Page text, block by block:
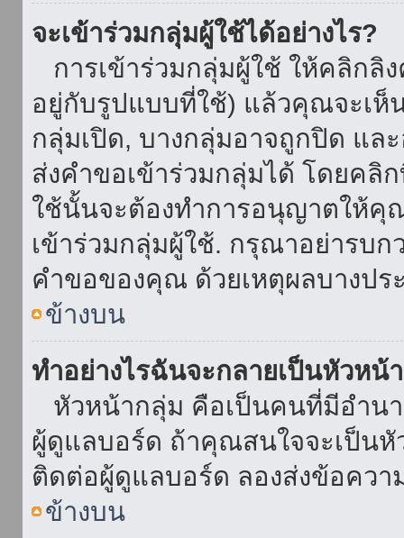
จะเข้าร่วมกลุ่มผู้ใช้ได้อย่างไร?
การเข้าร่วมกลุ่มผู้ใช้ ให้คลิก
อยู่กับรูปแบบที่ใช้) แล้วคุณจะเห็
กลุ่มเปิด, บางกลุ่มอาจถูกปิด แ
ส่งคำขอเข้าร่วมกลุ่มได้ โดยคลิ
ใช้นั้นจะต้องทำการอนุญาตให้คุ
เข้าร่วมกลุ่มผู้ใช้. กรุณาอย่ารบก
คำขอของคุณ ด้วยเหตุผลบางปร
ข้างบน
ทำอย่างไรฉันจะกลายเป็นหัวหน้
หัวหน้ากลุ่ม คือเป็นคนที่มีอำนา
ผู้ดูแลบอร์ด ถ้าคุณสนใจจะเป็น
ติดต่อผู้ดูแลบอร์ด ลองส่งข้อคว
ข้างบน